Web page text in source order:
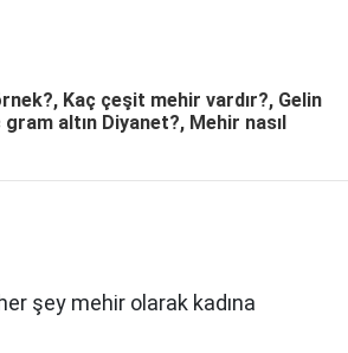
Kaç çeşit mehir vardır?, Gelin
altın Diyanet?, Mehir nasıl
şey mehir olarak kadına